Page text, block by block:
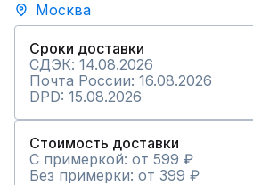
Москва
Сроки доставки
СДЭК: 14.08.2026
Почта России: 16.08.2026
DPD: 15.08.2026
Стоимость доставки
С примеркой: от 599 ₽
Без примерки: от 399 ₽